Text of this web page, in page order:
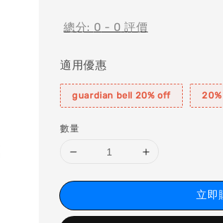
總分: 0 - 0 評價
適用優惠
guardian bell 20% off 20%
數量
立即